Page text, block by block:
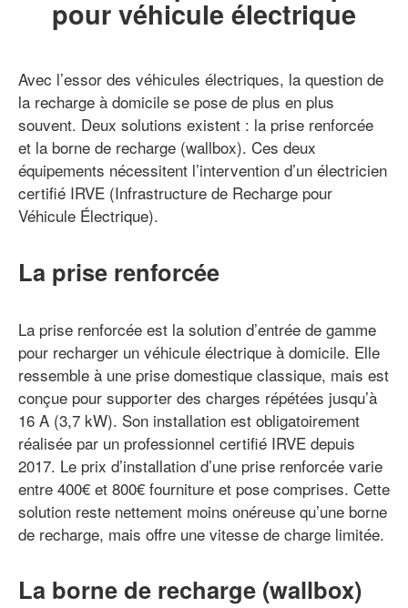
pour véhicule électrique
Avec l’essor des véhicules électriques, la question de
la recharge à domicile se pose de plus en plus
souvent. Deux solutions existent : la prise renforcée
et la borne de recharge (wallbox). Ces deux
équipements nécessitent l’intervention d’un électricien
certifié IRVE (Infrastructure de Recharge pour
Véhicule Électrique).
La prise renforcée
La prise renforcée est la solution d’entrée de gamme
pour recharger un véhicule électrique à domicile. Elle
ressemble à une prise domestique classique, mais est
conçue pour supporter des charges répétées jusqu’à
16 A (3,7 kW). Son installation est obligatoirement
réalisée par un professionnel certifié IRVE depuis
2017. Le prix d’installation d’une prise renforcée varie
entre 400€ et 800€ fourniture et pose comprises. Cette
solution reste nettement moins onéreuse qu’une borne
de recharge, mais offre une vitesse de charge limitée.
La borne de recharge (wallbox)